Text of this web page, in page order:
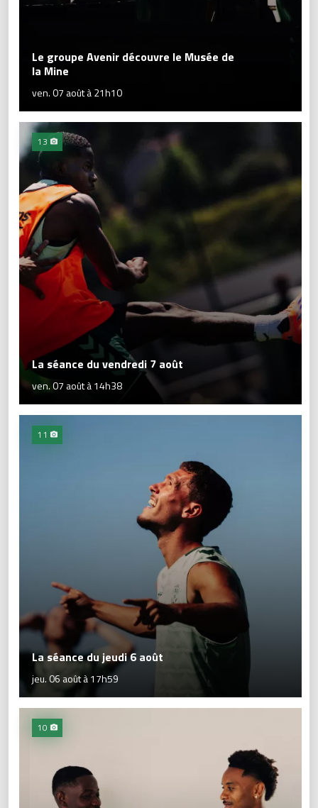
Le groupe Avenir découvre le Musée de
la Mine
ven. 07 août à 21h10
13
La séance du vendredi 7 août
ven. 07 août à 14h38
11
La séance du jeudi 6 août
jeu. 06 août à 17h59
10